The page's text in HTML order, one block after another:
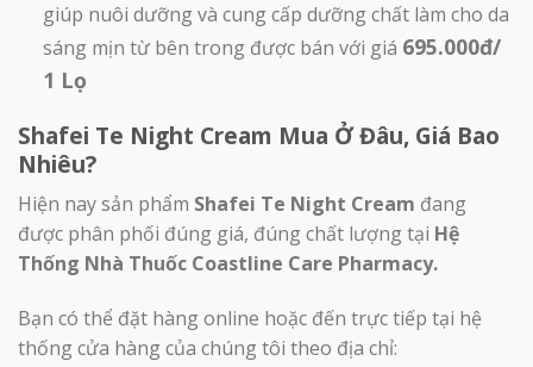
giúp nuôi dưỡng và cung cấp dưỡng chất làm cho da
sáng mịn từ bên trong được bán với giá 695.000đ/
1 Lọ
Shafei Te Night Cream Mua Ở Đâu, Giá Bao
Nhiêu?
Hiện nay sản phẩm Shafei Te Night Cream đang
được phân phối đúng giá, đúng chất lượng tại Hệ
Thống Nhà Thuốc Coastline Care Pharmacy.
Bạn có thể đặt hàng online hoặc đến trực tiếp tại hệ
thống cửa hàng của chúng tôi theo địa chỉ: